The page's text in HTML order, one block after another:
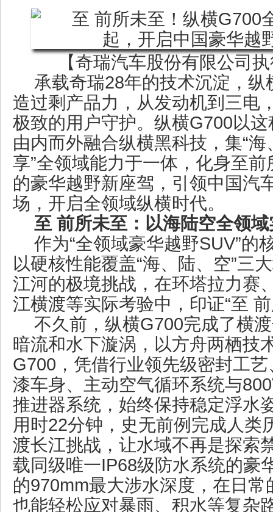
【奇瑞汽车股份有限公司
承载奇瑞28年的技术沉淀，
造过剩产品力，从发动机到三电
极致的用户守护。纵横G700以
由内而外融合纵横黑科技，集“
享”全领域能力于一体，化身至
的豪华越野新座驾，引领中国汽
场，开启全领域纵横时代。
至 前所未至：以海陆空全领
作为“全领域豪华越野SUV”的
以硬核性能覆盖“海、陆、空”三
江河的极境挑战，在环塔拉力赛
江横渡等实际考验中，印证“至
不久前，纵横G700完成了横
暗流和水下漩涡，以方舟两栖技
G700，凭借行业领先级密封工
漆车身、主动空气循环系统与
推进器系统，始终保持稳定浮水
用时22分钟，史无前例完成人类
渡长江挑战，让水域不再是探索
载同级唯一IP68级防水系统的豪
的970mm最大涉水深度，在日
也能轻松应对暴雨、积水等复杂